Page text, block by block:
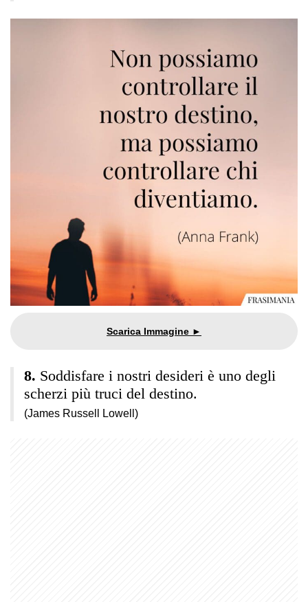
Soddisfare i nostri desideri è uno degli
scherzi più truci del destino.
(James Russell Lowell)